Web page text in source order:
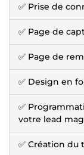
✅ Prise de
✅ Page de
✅ Page de
✅ Design en
✅
votre lead
✅ Création du